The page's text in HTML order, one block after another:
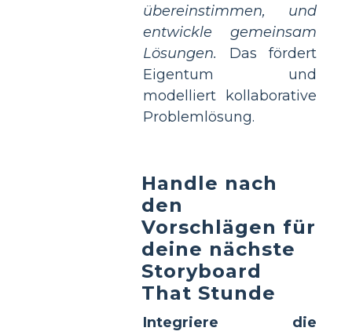
übereinstimmen, und
entwickle gemeinsam
Lösungen. Das fördert
Eigentum und
modelliert kollaborative
Problemlösung.
Handle nach
den
Vorschlägen für
deine nächste
Storyboard
That Stunde
Integriere die